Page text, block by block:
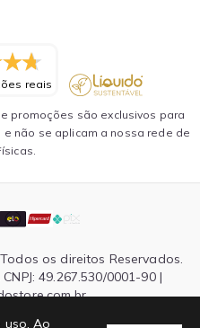
uso. Ao
reais
promoções são exclusivos para
não se aplicam a nossa rede de
os direitos Reservados.
CNPJ: 49.267.530/0001-90 |